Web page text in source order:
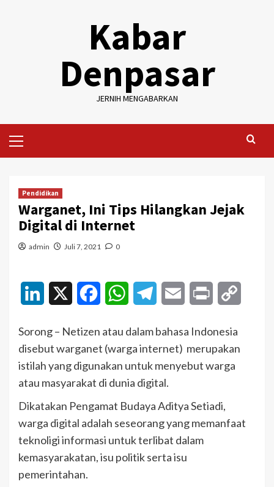
Kabar
Denpasar
JERNIH MENGABARKAN
Menu
Pendidikan
Warganet, Ini Tips Hilangkan Jejak
Digital di Internet
admin Juli 7, 2021 0
LinkedIn FacebookWhatsAppTelegramEmail Print
Sorong – Netizen atau dalam bahasa Indonesia
disebut warganet (warga internet) merupakan
istilah yang digunakan untuk menyebut warga
atau masyarakat di dunia digital.
Dikatakan Pengamat Budaya Aditya Setiadi,
warga digital adalah seseorang yang memanfaat
teknoligi informasi untuk terlibat dalam
kemasyarakatan, isu politik serta isu
pemerintahan.